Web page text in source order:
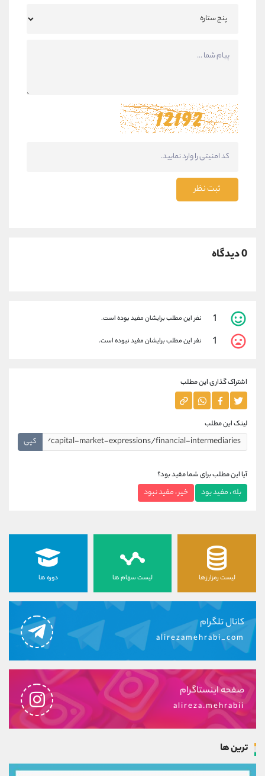
ثبت نظر
0 دیدگاه
1 نفر این مطلب برایشان مفید بوده است.
1 نفر این مطلب برایشان مفید نبوده است.
اشتراک گذاری این مطلب
لینک این مطلب
کپی
آیا این مطلب برای شما مفید بود؟
بله ، مفید بود خیر ، مفید نبود
لیست رمزارزها لیست سهام ها دوره ها
کانال تلگرام
alirezamehrabi_com
صفحه اینستاگرام
alireza.mehrabii
ترین ها